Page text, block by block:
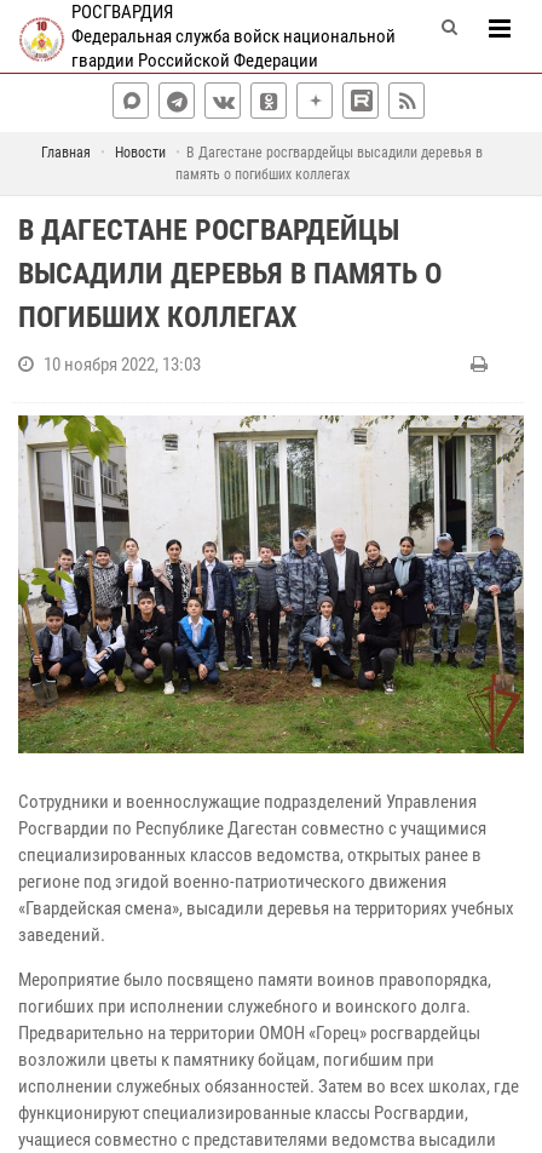
РОСГВАРДИЯ
Федеральная служба войск национальной
гвардии Российской Федерации
Главная Новости
В Дагестане росгвардейцы высадили деревья в
память о погибших коллегах
В ДАГЕСТАНЕ РОСГВАРДЕЙЦЫ
ВЫСАДИЛИ ДЕРЕВЬЯ В ПАМЯТЬ О
ПОГИБШИХ КОЛЛЕГАХ
10 ноября 2022, 13:03
Сотрудники и военнослужащие подразделений Управления
Росгвардии по Республике Дагестан совместно с учащимися
специализированных классов ведомства, открытых ранее в
регионе под эгидой военно-патриотического движения
«Гвардейская смена», высадили деревья на территориях учебных
заведений.
Мероприятие было посвящено памяти воинов правопорядка,
погибших при исполнении служебного и воинского долга.
Предварительно на территории ОМОН «Горец» росгвардейцы
возложили цветы к памятнику бойцам, погибшим при
исполнении служебных обязанностей. Затем во всех школах, где
функционируют специализированные классы Росгвардии,
учащиеся совместно с представителями ведомства высадили